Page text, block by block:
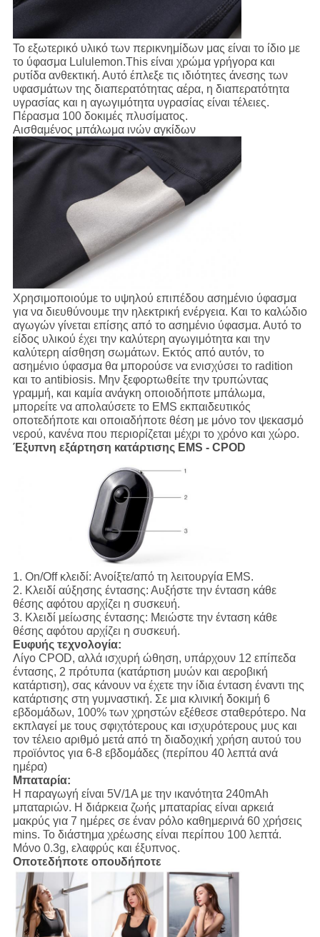
Το εξωτερικό υλικό των περικνημίδων μας είναι το ίδιο με
το ύφασμα Lululemon.This είναι χρώμα γρήγορα και
ρυτίδα ανθεκτική. Αυτό έπλεξε τις ιδιότητες άνεσης των
υφασμάτων της διαπερατότητας αέρα, η διαπερατότητα
υγρασίας και η αγωγιμότητα υγρασίας είναι τέλειες.
Πέρασμα 100 δοκιμές πλυσίματος.
Αισθαμένος μπάλωμα ινών αγκίδων
Χρησιμοποιούμε το υψηλού επιπέδου ασημένιο ύφασμα
για να διευθύνουμε την ηλεκτρική ενέργεια. Και το καλώδιο
αγωγών γίνεται επίσης από το ασημένιο ύφασμα. Αυτό το
είδος υλικού έχει την καλύτερη αγωγιμότητα και την
καλύτερη αίσθηση σωμάτων. Εκτός από αυτόν, το
ασημένιο ύφασμα θα μπορούσε να ενισχύσει το radition
και το antibiosis. Μην ξεφορτωθείτε την τρυπώντας
γραμμή, και καμία ανάγκη οποιοδήποτε μπάλωμα,
μπορείτε να απολαύσετε το EMS εκπαιδευτικός
οποτεδήποτε και οποιαδήποτε θέση με μόνο τον ψεκασμό
νερού, κανένα που περιορίζεται μέχρι το χρόνο και χώρο.
Έξυπνη εξάρτηση κατάρτισης EMS - CPOD
1. On/Off κλειδί: Ανοίξτε/από τη λειτουργία EMS.
2. Κλειδί αύξησης έντασης: Αυξήστε την ένταση κάθε
θέσης αφότου αρχίζει η συσκευή.
3. Κλειδί μείωσης έντασης: Μειώστε την ένταση κάθε
θέσης αφότου αρχίζει η συσκευή.
Ευφυής τεχνολογία:
Λίγο CPOD, αλλά ισχυρή ώθηση, υπάρχουν 12 επίπεδα
έντασης, 2 πρότυπα (κατάρτιση μυών και αεροβική
κατάρτιση), σας κάνουν να έχετε την ίδια ένταση έναντι της
κατάρτισης στη γυμναστική. Σε μια κλινική δοκιμή 6
εβδομάδων, 100% των χρηστών εξέθεσε σταθερότερο. Να
εκπλαγεί με τους σφιχτότερους και ισχυρότερους μυς και
τον τέλειο αριθμό μετά από τη διαδοχική χρήση αυτού του
προϊόντος για 6-8 εβδομάδες (περίπου 40 λεπτά ανά
ημέρα)
Μπαταρία:
Η παραγωγή είναι 5V/1A με την ικανότητα 240mAh
μπαταριών. Η διάρκεια ζωής μπαταρίας είναι αρκειά
μακρύς για 7 ημέρες σε έναν ρόλο καθημερινά 60 χρήσεις
mins. Το διάστημα χρέωσης είναι περίπου 100 λεπτά.
Μόνο 0.3g, ελαφρύς και έξυπνος.
Οποτεδήποτε οπουδήποτε